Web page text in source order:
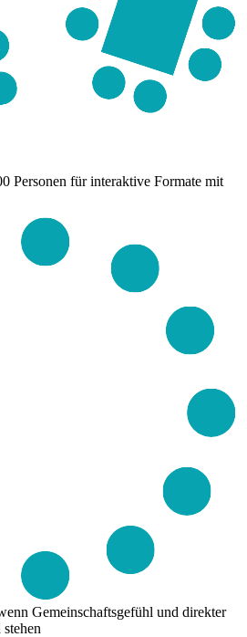
Personen für interaktive Formate mit
Gemeinschaftsgefühl und direkter